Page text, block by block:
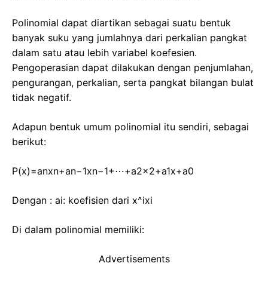
Polinomial dapat diartikan sebagai suatu bentuk
banyak suku yang jumlahnya dari perkalian pangkat
dalam satu atau lebih variabel koefesien.
Pengoperasian dapat dilakukan dengan penjumlahan,
pengurangan, perkalian, serta pangkat bilangan bulat
tidak negatif.
Adapun bentuk umum polinomial itu sendiri, sebagai
berikut:
P(x)=anxn+an−1xn−1+⋯+a2x2+a1x+a0
Dengan : ai: koefisien dari x^ixi
Di dalam polinomial memiliki:
Advertisements